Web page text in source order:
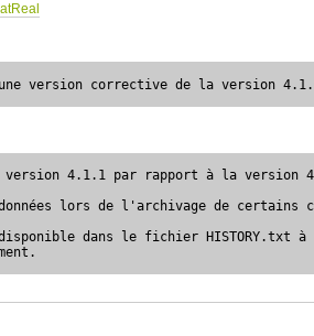
atReal
version corrective de la version
4.1.1 par rapport à la version
lors de l'archivage de certains
dans le fichier HISTORY.txt à